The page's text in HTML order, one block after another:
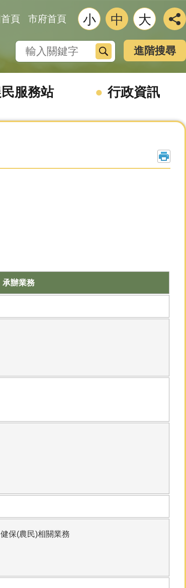
首頁 市府首頁 小 中 大
搜尋 進階搜尋
服務站 行政資訊
承辦業務
保(農民)相關業務